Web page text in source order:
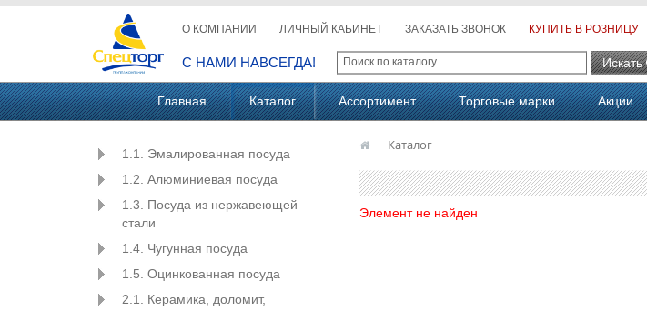
О КОМПАНИИ ЛИЧНЫЙ КАБИНЕТ ЗАКАЗАТЬ ЗВОНОК КУПИТЬ В РОЗНИЦУ
С НАМИ НАВСЕГДА! Искать
Главная Каталог Ассортимент Торговые марки Акции
1.1. Эмалированная посуда
1.2. Алюминиевая посуда
1.3. Посуда из нержавеющей
стали
1.4. Чугунная посуда
1.5. Оцинкованная посуда
2.1. Керамика, доломит,
Каталог
Элемент не найден